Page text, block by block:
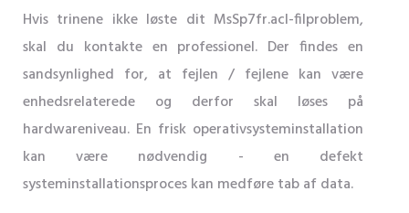
Hvis trinene ikke løste dit MsSp7fr.acl-filproblem,
skal du kontakte en professionel. Der findes en
sandsynlighed for, at fejlen / fejlene kan være
enhedsrelaterede og derfor skal løses på
hardwareniveau. En frisk operativsysteminstallation
kan være nødvendig - en defekt
systeminstallationsproces kan medføre tab af data.